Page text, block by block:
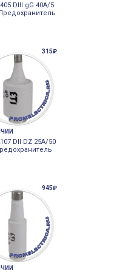
DIII gG 40A/5
315₽
DII DZ 25A/50
945₽